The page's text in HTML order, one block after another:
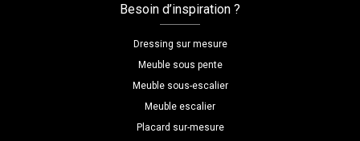
Besoin d’inspiration ?
Dressing sur mesure
Meuble sous pente
Meuble sous-escalier
Meuble escalier
Placard sur-mesure